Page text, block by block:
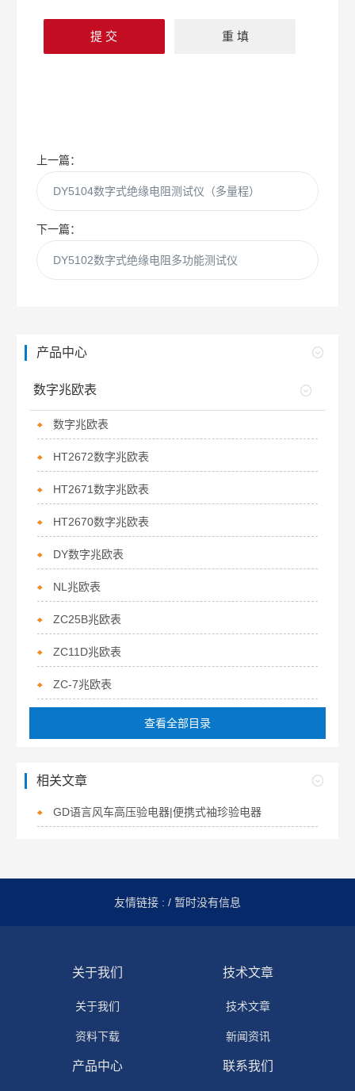
上一篇：
DY5104数字式绝缘电阻测试仪（多量程）
下一篇：
DY5102数字式绝缘电阻多功能测试仪
产品中心
数字兆欧表
数字兆欧表
HT2672数字兆欧表
HT2671数字兆欧表
HT2670数字兆欧表
DY数字兆欧表
NL兆欧表
ZC25B兆欧表
ZC11D兆欧表
ZC-7兆欧表
查看全部目录
相关文章
GD语言风车高压验电器|便携式袖珍验电器
友情链接 : / 暂时没有信息
关于我们
关于我们
资料下载
技术文章
技术文章
新闻资讯
产品中心 联系我们